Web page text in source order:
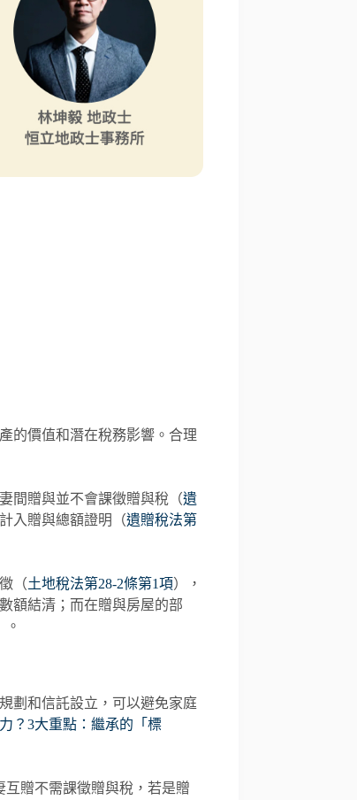
的價值和潛在稅務影響。合理
間贈與並不會課徵贈與稅（遺
入贈與總額證明（遺贈稅法第
（土地稅法第28-2條第1項），
額結清；而在贈與房屋的部
。
劃和信託設立，可以避免家庭
？3大重點：繼承的「標
贈不需課徵贈與稅，若是贈